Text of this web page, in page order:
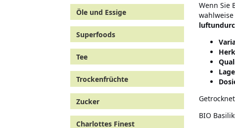
Öle und Essige
Superfoods
Tee
Trockenfrüchte
Zucker
Charlottes Finest
Wenn Sie
wahlweise
BIO